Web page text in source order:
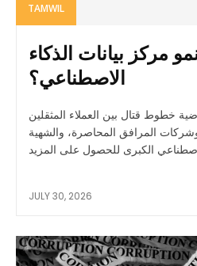
TAMWIL
مركز بيانات الذكاء
الاصطناعي؟
خطوط قتال بين العملاء المثقلين
وشركات المرافق المحاصرة، والشهية
JULY 30, 2026